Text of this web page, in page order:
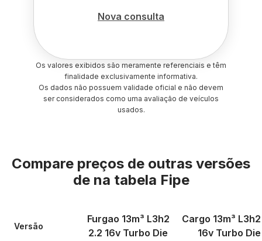
Nova consulta
Os valores exibidos são meramente referenciais e têm
finalidade exclusivamente informativa.
Os dados não possuem validade oficial e não devem
ser considerados como uma avaliação de veículos
usados.
Compare preços de outras versões
de na tabela Fipe
Versão
Furgao 13m³ L3h2
2.2 16v Turbo Die
Cargo 13m³
16v Turbo Die